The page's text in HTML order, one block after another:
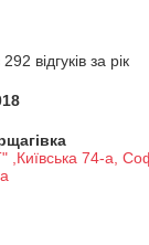
відгуків за рік
,Київська 74-a,